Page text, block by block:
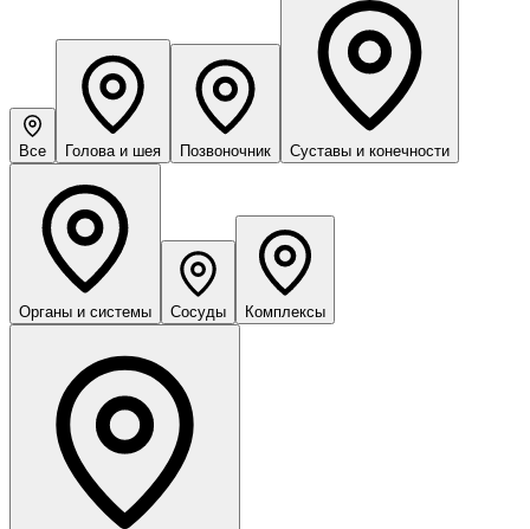
Все Голова и шея Позвоночник Суставы и конечности
Органы и системы Сосуды Комплексы